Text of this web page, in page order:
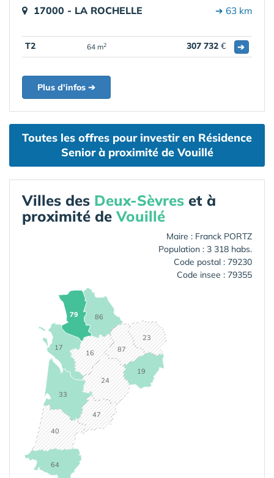
17000 - LA ROCHELLE ➔ 63 km
T2 64 m2 307 732 € ➔
Plus d'infos ➔
Toutes les offres pour investir en Résidence
Senior à proximité de Vouillé
Villes des Deux-Sèvres et à
proximité deVouillé
Maire : Franck PORTZ
Population : 3 318 habs.
Code postal : 79230
Code insee : 79355
16
17
19
23
24
33
40
47
64
79 86
87